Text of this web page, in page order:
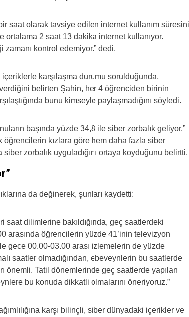
saat olarak tavsiye edilen internet kullanım süresini
ortalama 2 saat 13 dakika internet kullanıyor.
zamanı kontrol edemiyor.” dedi.
karşılaşma durumu sorulduğunda,
verdiğini belirten Şahin, her 4 öğrenciden birinin
bunu kimseyle paylaşmadığını söyledi.
başında yüzde 34,8 ile siber zorbalık geliyor.”
öğrencilerin kızlara göre hem daha fazla siber
siber zorbalık uyguladığını ortaya koyduğunu belirtti.
da değinerek, şunları kaydetti:
dilimlerine bakıldığında, geç saatlerdeki
arasında öğrencilerin yüzde 41’inin televizyon
gece 00.00-03.00 arası izlemelerin de yüzde
saatler olmadığından, ebeveynlerin bu saatlerde
önemli. Tatil dönemlerinde geç saatlerde yapılan
bu konuda dikkatli olmalarını öneriyoruz.”
karşı bilinçli, siber dünyadaki içerikler ve